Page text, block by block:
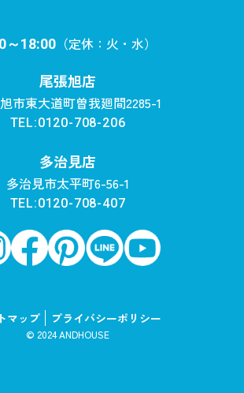
～18:00 （定休：火・水）
尾張旭店
市東大道町曽我廻間2285-1
TEL:0120-708-206
多治見店
多治見市太平町6-56-1
TEL:0120-708-407
マップ プライバシーポリシー
© 2024 ANDHOUSE